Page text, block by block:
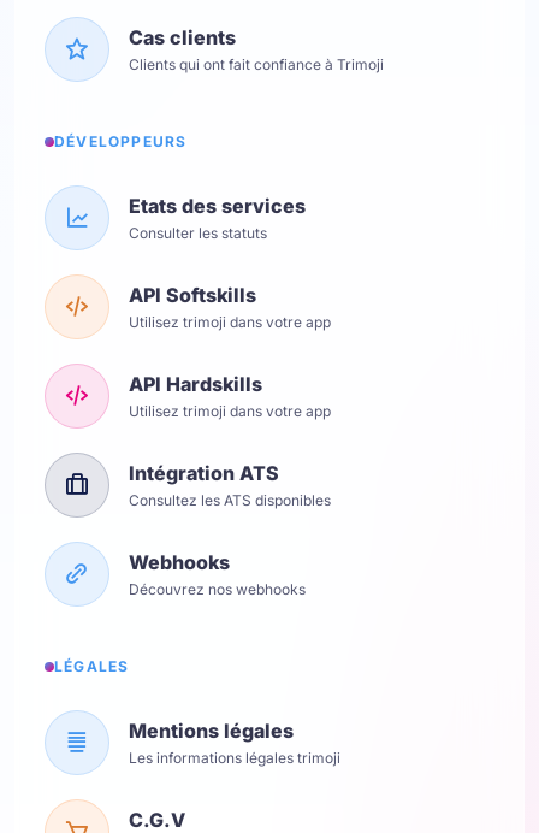
Cas clients
Clients qui ont fait confiance à Trimoji
DÉVELOPPEURS
Etats des services
Consulter les statuts
API Softskills
Utilisez trimoji dans votre app
API Hardskills
Utilisez trimoji dans votre app
Intégration ATS
Consultez les ATS disponibles
Webhooks
Découvrez nos webhooks
LÉGALES
Mentions légales
Les informations légales trimoji
C.G.V